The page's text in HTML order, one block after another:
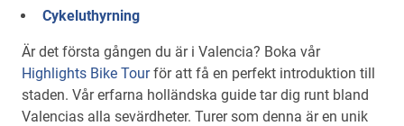
Cykeluthyrning
Är det första gången du är i Valencia? Boka vår
Highlights Bike Tourför att få en perfekt introduktion till
staden. Vår erfarna holländska guide tar dig runt bland
Valencias alla sevärdheter. Turer som denna är en unik